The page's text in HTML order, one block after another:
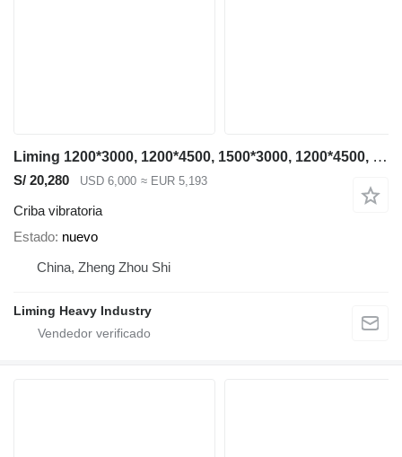
Liming 1200*3000, 1200*4500, 1500*3000, 1200*4500, 1500*3000, 1500*4500
S/ 20,280 USD 6,000 ≈ EUR 5,193
Criba vibratoria
Estado nuevo
China, Zheng Zhou Shi
Liming Heavy Industry